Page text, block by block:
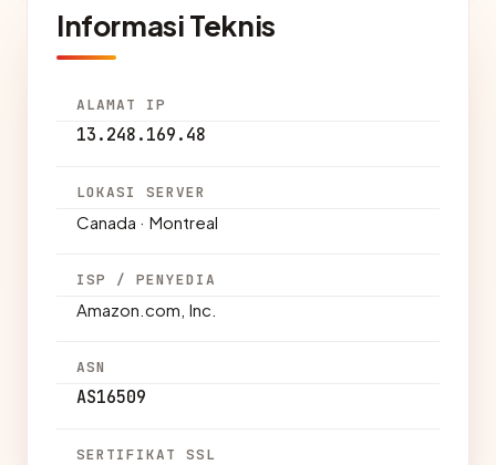
Informasi Teknis
ALAMAT IP
13.248.169.48
LOKASI SERVER
Canada · Montreal
ISP / PENYEDIA
Amazon.com, Inc.
ASN
AS16509
SERTIFIKAT SSL